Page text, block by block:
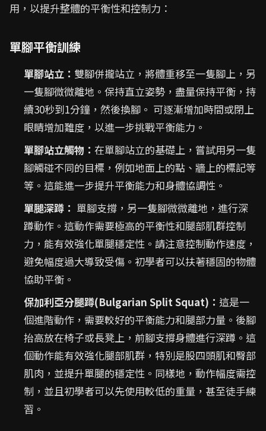
用，以提升整體的平衡性和控制力：
單腳平衡訓練
單腳站立： 雙腳併攏站立，將體重移至一隻腳上，另
一隻腳微微離地。保持直立姿勢，盡量保持平衡，持
續30秒到1分鐘，然後換腳。 可逐漸增加時間或閉上
眼睛增加難度，以進一步挑戰平衡能力。
單腳站立觸物： 在單腳站立的基礎上，嘗試用另一隻
腳觸碰不同的目標，例如地面上的點、牆上的標記等
等。這能進一步提升平衡能力和身體協調性。
單腿深蹲： 單腳支撐，另一隻腳微微離地，進行深
蹲動作。這動作需要極高的平衡性和腿部肌群控制
力，能有效強化單腿穩定性。請注意控制動作速度，
避免幅度過大導致受傷。初學者可以扶著穩固的物體
協助平衡。
保加利亞分腿蹲(Bulgarian Split Squat)： 這是一
個進階動作，需要較好的平衡能力和腿部力量。後腳
抬高放在椅子或長凳上，前腳支撐身體進行深蹲。這
個動作能有效強化腿部肌群，特別是股四頭肌和臀部
肌肉，並提升單腿的穩定性。同樣地，動作幅度需控
制，並且初學者可以先使用較低的重量，甚至徒手練
習。